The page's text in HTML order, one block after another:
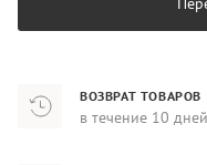
ВОЗВРАТ ТОВАРОВ
в течение 10 дней